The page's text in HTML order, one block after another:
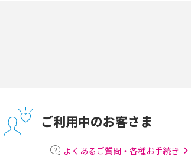
テザリングはWi-Fiとどう違う？接続方法や注
ご利用中のお客さま
よくあるご質問・各種お手続き